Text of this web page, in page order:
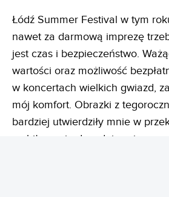
Łódź Summer Festival w tym
nawet za darmową imprezę
jest czas i bezpieczeństwo.
wartości oraz możliwość
w koncertach wielkich gwiazd,
mój komfort. Obrazki z
bardziej utwierdziły mnie w
zrobiłam, nie decydując się na